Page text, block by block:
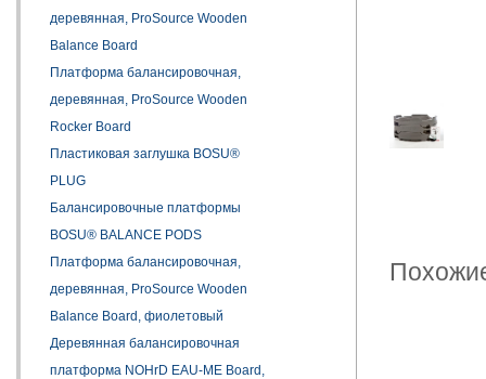
деревянная, ProSource Wooden
Balance Board
Платформа балансировочная,
деревянная, ProSource Wooden
Rocker Board
Пластиковая заглушка BOSU®
PLUG
Балансировочные платформы
BOSU® BALANCE PODS
Платформа балансировочная,
деревянная, ProSource Wooden
Balance Board, фиолетовый
Деревянная балансировочная
платформа NOHrD EAU-ME Board,